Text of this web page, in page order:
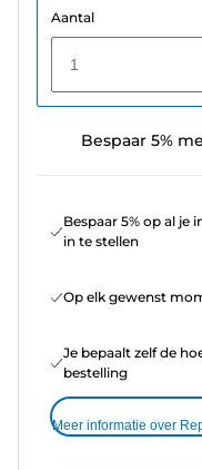
Aantal
1
Bespaar 5%
Bespaar 5% op al
in te stellen
Op elk gewenst
Je bepaalt zelf de
bestelling
Meer informatie over